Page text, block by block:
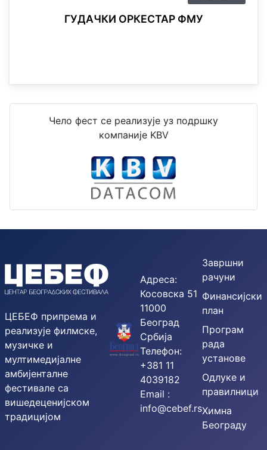
ГУДАЧКИ ОРКЕСТАР ФМУ
Чело фест се реализује уз подршку
компаније KBV
ЦЕБЕФ припрема и
реализује филмске,
музичке и
мултимедијалне
амбијенталне
фестивале са
вишедеценијском
традицијом
Адреса:
Косовска 51
11000
Београд
Србија
Телефон:
+381 11
4039182
Email :
info@cebef.rs
Завршни
рачуни
Финансијски
план
Програм
рада
установе
Одлуке и
правилници
Химна
Београду